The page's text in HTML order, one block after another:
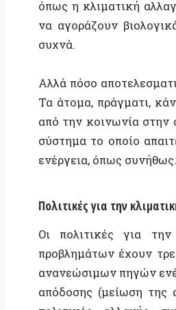
Αλλά πόσο
Τα άτομα, πράγματι,
από την κοινωνία στην
ενέργεια, όπως συνήθως.
Πολιτικές για την κλιματική
Οι πολιτικές για την
προβλημάτων έχουν τρεις
πολιτικές αλλαγής
συμπεριφέρονται πιο
τις δύο άλλες πολιτικές).
Οι δύο πρώτες
ένταση πόρων των